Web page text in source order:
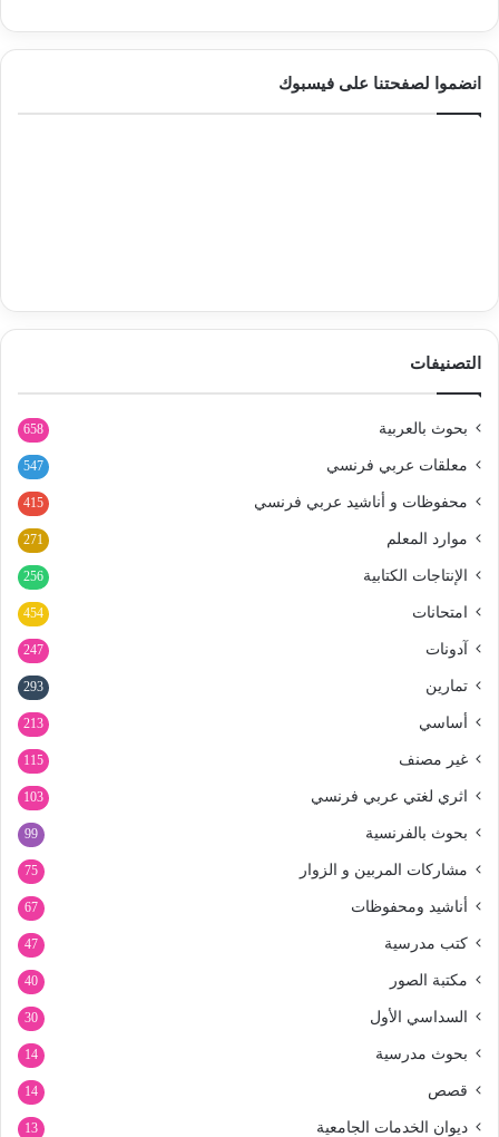
انضموا لصفحتنا على فيسبوك
التصنيفات
بحوث بالعربية 658
معلقات عربي فرنسي 547
محفوظات و أناشيد عربي فرنسي 415
موارد المعلم 271
الإنتاجات الكتابية 256
امتحانات 454
آدونات 247
تمارين 293
أساسي 213
غير مصنف 115
اثري لغتي عربي فرنسي 103
بحوث بالفرنسية 99
مشاركات المربين و الزوار 75
أناشيد ومحفوظات 67
كتب مدرسية 47
مكتبة الصور 40
السداسي الأول 30
بحوث مدرسية 14
قصص 14
ديوان الخدمات الجامعية 13